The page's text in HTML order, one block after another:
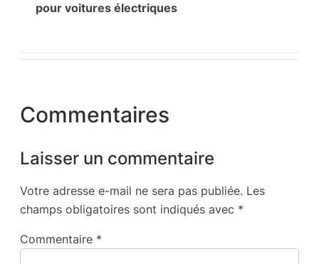
pour voitures électriques
Commentaires
Laisser un commentaire
Votre adresse e-mail ne sera pas publiée. Les
champs obligatoires sont indiqués avec *
Commentaire *